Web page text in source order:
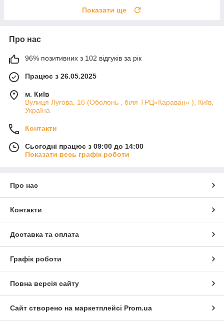
Показати ще
Про нас
96% позитивних з 102 відгуків за рік
Працює з 26.05.2025
м. Київ
Вулиця Лугова, 16 (Оболонь , біля ТРЦ«Караван» ), Київ,
Україна
Контакти
Сьогодні працює з 09:00 до 14:00
Показати весь графік роботи
Про нас
Контакти
Доставка та оплата
Графік роботи
Повна версія сайту
Сайт створено на маркетплейсі Prom.ua